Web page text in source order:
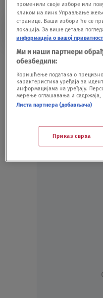
INTEGRAL
sopstvenu
SHOWBIZ
променили своје изборе или
кликом на линк Управљање
странице. Ваши избори ће се
локација. За више детаља
информација о вашој
Ми и наши партнери
обезбедили:
Коришћење података о
карактеристика уређаја за
информацијама на уређају.
мерење оглашавања и садржаја,
Листа партнера (добављача)
Приказ сврха